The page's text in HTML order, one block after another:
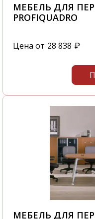
МЕБЕЛЬ ДЛЯ
PROFIQUADRO
Цена от 28 838 ₽
МЕБЕЛЬ ДЛЯ